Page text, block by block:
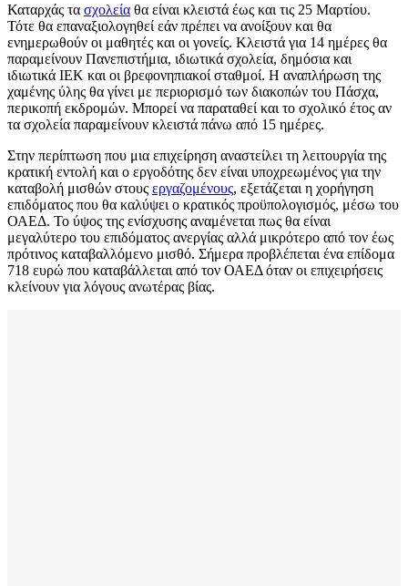
Καταρχάς τα σχολεία θα είναι κλειστά έως και τις 25 Μαρτίου.
Τότε θα επαναξιολογηθεί εάν πρέπει να ανοίξουν και θα
ενημερωθούν οι μαθητές και οι γονείς. Κλειστά για 14 ημέρες θα
παραμείνουν Πανεπιστήμια, ιδιωτικά σχολεία, δημόσια και
ιδιωτικά ΙΕΚ και οι βρεφονηπιακοί σταθμοί. Η αναπλήρωση της
χαμένης ύλης θα γίνει με περιορισμό των διακοπών του Πάσχα,
περικοπή εκδρομών. Μπορεί να παραταθεί και το σχολικό έτος αν
τα σχολεία παραμείνουν κλειστά πάνω από 15 ημέρες.
Στην περίπτωση που μια επιχείρηση αναστείλει τη λειτουργία της
κρατική εντολή και ο εργοδότης δεν είναι υποχρεωμένος για την
καταβολή μισθών στους εργαζομένους, εξετάζεται η χορήγηση
επιδόματος που θα καλύψει ο κρατικός προϋπολογισμός, μέσω του
ΟΑΕΔ. Το ύψος της ενίσχυσης αναμένεται πως θα είναι
μεγαλύτερο του επιδόματος ανεργίας αλλά μικρότερο από τον έως
πρότινος καταβαλλόμενο μισθό. Σήμερα προβλέπεται ένα επίδομα
718 ευρώ που καταβάλλεται από τον ΟΑΕΔ όταν οι επιχειρήσεις
κλείνουν για λόγους ανωτέρας βίας.